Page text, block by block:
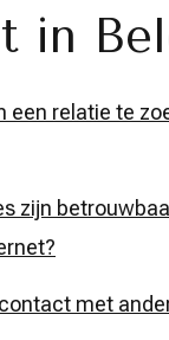
in
een relatie te
zijn
met